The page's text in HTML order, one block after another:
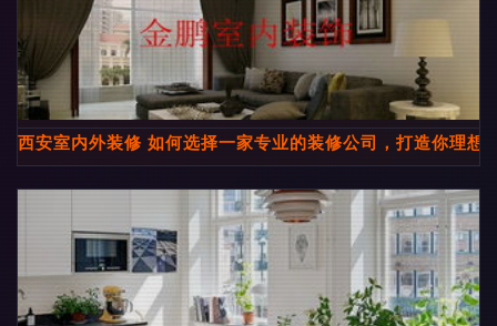
西安室内外装修 如何选择一家专业的装修公司，打造你理想